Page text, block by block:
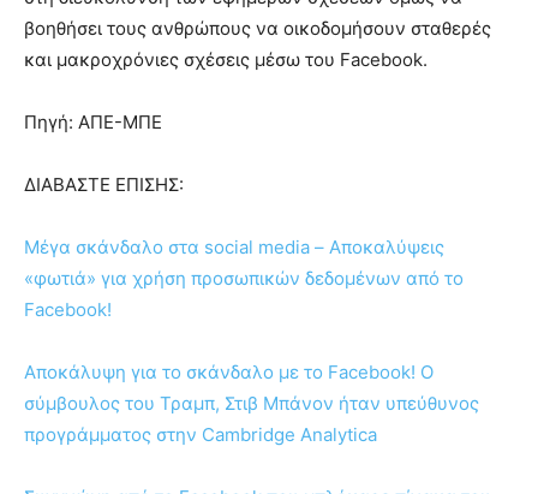
βοηθήσει τους ανθρώπους να οικοδομήσουν σταθερές
και μακροχρόνιες σχέσεις μέσω του Facebook.
Πηγή: ΑΠΕ-ΜΠΕ
ΔΙΑΒΑΣΤΕ ΕΠΙΣΗΣ:
Μέγα σκάνδαλο στα social media – Αποκαλύψεις
«φωτιά» για χρήση προσωπικών δεδομένων από το
Facebook!
Αποκάλυψη για το σκάνδαλο με το Facebook! Ο
σύμβουλος του Τραμπ, Στιβ Μπάνον ήταν υπεύθυνος
προγράμματος στην Cambridge Analytica